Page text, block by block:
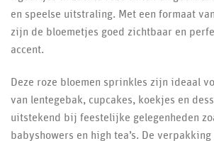
en speelse uitstraling. Met een formaat
zijn de bloemetjes goed zichtbaar en
accent.
Deze roze bloemen sprinkles zijn ideaal
van lentegebak, cupcakes, koekjes en
uitstekend bij feestelijke gelegenheden
babyshowers en high tea’s. De